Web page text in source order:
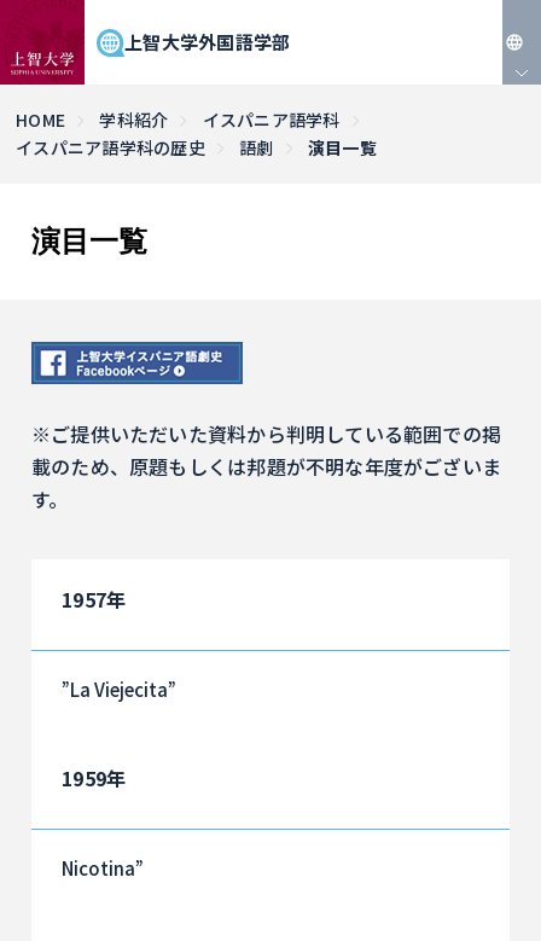
上智大学外国語学部
HOME 学科紹介
イスパニア語学科
イスパニア語学科の歴史
語劇 演目一覧
演目一覧
※ご提供いただいた資料から判明している範囲での掲
載のため、原題もしくは邦題が不明な年度がございま
す。
1957年
”La Viejecita”
1959年
Nicotina”